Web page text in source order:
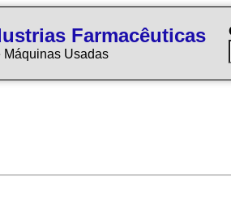
Farmacêuticas
Máquinas Usadas